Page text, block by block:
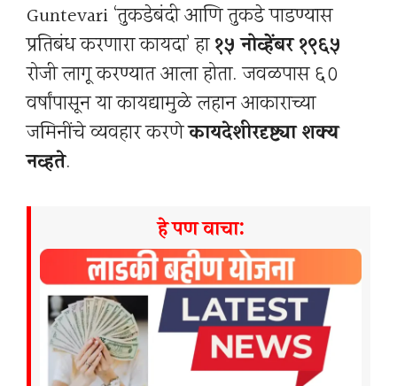
Guntevari ‘तुकडेबंदी आणि तुकडे पाडण्यास
प्रतिबंध करणारा कायदा’ हा१५ नोव्हेंबर १९६५
रोजी लागू करण्यात आला होता. जवळपास ६०
वर्षांपासून या कायद्यामुळे लहान आकाराच्या
जमिनींचे व्यवहार करणेकायदेशीरदृष्ट्या शक्य
नव्हते.
हे पण वाचा: